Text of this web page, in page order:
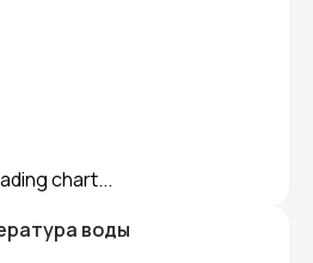
chart...
воды